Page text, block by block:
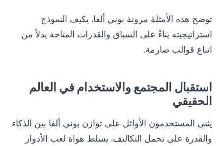
توضح هذه الأمثلة مرونة بوني ألفا. يكيف النموذج
استراتيجيته بناءً على السياق والقدرات المتاحة بدلاً من
اتباع قوالب صارمة.
استقبال المجتمع والاستخدام في العالم
الحقيقي
يثني المستخدمون الأوائل على توازن بوني ألفا بين الذكاء
والقدرة على تحمل التكاليف. يسلط هواة لعب الأدوار